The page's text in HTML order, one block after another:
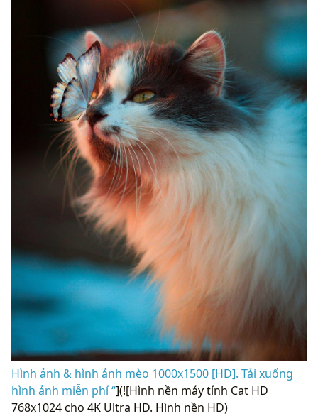
Hình ảnh & hình ảnh mèo 1000x1500 [HD]. Tải xuống
hình ảnh miễn phí “](![Hình nền máy tính Cat HD
768x1024 cho 4K Ultra HD. Hình nền HD)